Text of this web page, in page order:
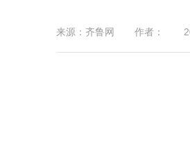
来源： 齐鲁网 作者：